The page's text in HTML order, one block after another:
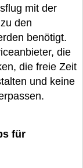
mit der
den
benötigt.
die
die freie Zeit
und keine
für